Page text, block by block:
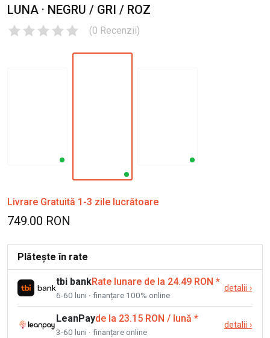
LUNA · NEGRU / GRI / ROZ
(0 Recenzii)
Livrare Gratuită 1-3 zile lucrătoare
749.00 RON
Plătește în rate
tbi bankRate lunare de la 24.49 RON *
6-60 luni · finanțare 100% online
detalii ›
LeanPayde la 23.15 RON / lună *
3-60 luni · finanțare online
detalii ›